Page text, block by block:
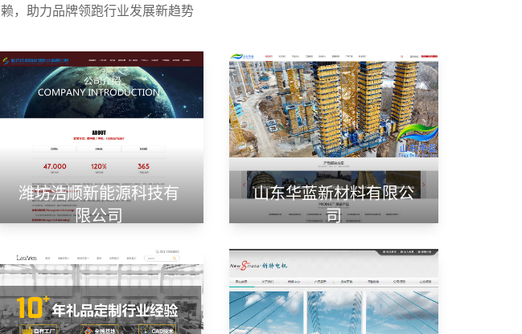
，助力品牌领跑行业发展新趋势
潍坊浩顺新能源科技有
限公司
山东华蓝新材料有限公
司